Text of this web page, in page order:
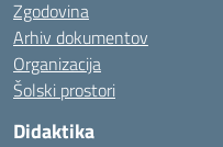
Zgodovina
Arhiv dokumentov
Organizacija
Šolski prostori
Didaktika